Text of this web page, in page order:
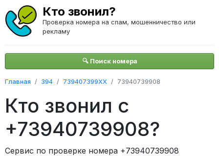
Кто звонил?
Проверка номера на спам, мошенничество или
рекламу
🔍 Поиск номера
Главная 394 739407399XX 73940739908
Кто звонил с
+73940739908?
Сервис по проверке номера +73940739908